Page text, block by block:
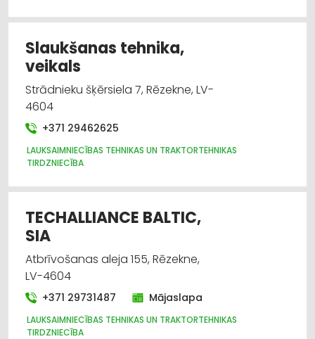
Slaukšanas tehnika,
veikals
Strādnieku šķērsiela 7, Rēzekne, LV-
4604
+371 29462625
LAUKSAIMNIECĪBAS TEHNIKAS UN TRAKTORTEHNIKAS
TIRDZNIECĪBA
TECHALLIANCE BALTIC,
SIA
Atbrīvošanas aleja 155, Rēzekne,
LV-4604
+371 29731487 Mājaslapa
LAUKSAIMNIECĪBAS TEHNIKAS UN TRAKTORTEHNIKAS
TIRDZNIECĪBA